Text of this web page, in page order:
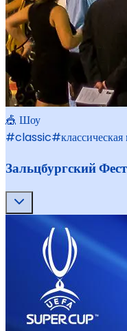
🎪 Шоу
#classic#
Зальцбургский